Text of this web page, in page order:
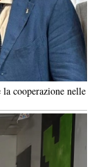
cooperazione nelle